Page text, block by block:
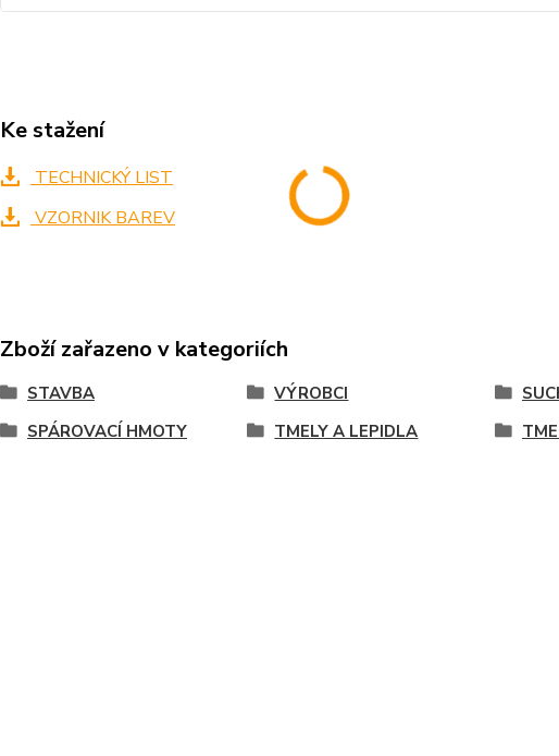
Ke stažení
TECHNICKÝ LIST
VZORNIK BAREV
Zboží zařazeno v kategoriích
STAVBA VÝROBCI
SPÁROVACÍ HMOTY
TMELY A LEPIDLA